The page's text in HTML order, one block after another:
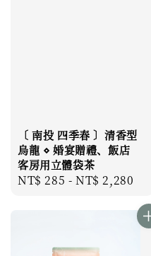
〔 南投 四季春 〕清香型
烏龍 ⋄ 婚宴贈禮、飯店
客房用立體袋茶
Regular
NT$ 285 -NT$ 2,280